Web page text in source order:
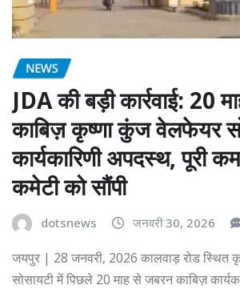
NEWS
JDA की बड़ी कार्रवाई: 20
काबिज़ कृष्णा कुंज वेलफेयर
कार्यकारिणी अपदस्थ, पूरी
कमेटी को सौंपी
dotsnews जनवरी 30, 2026
जयपुर | 28 जनवरी, 2026 कालवाड़ रोड स्थित
सोसायटी में पिछले 20 माह से जबरन काबिज़